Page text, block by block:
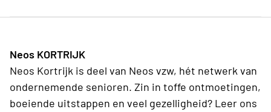
Neos KORTRIJK
Neos Kortrijk is deel van Neos vzw, hét netwerk van
ondernemende senioren. Zin in toffe ontmoetingen,
boeiende uitstappen en veel gezelligheid? Leer ons